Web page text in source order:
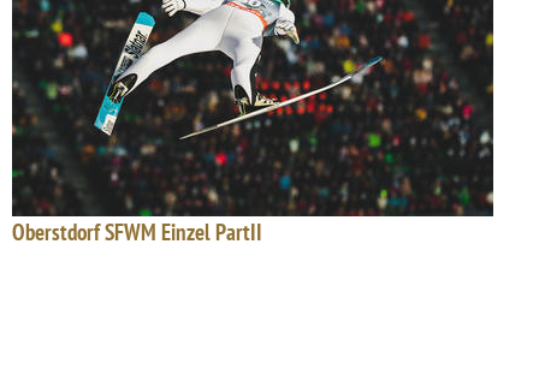
Oberstdorf SFWM Einzel PartII